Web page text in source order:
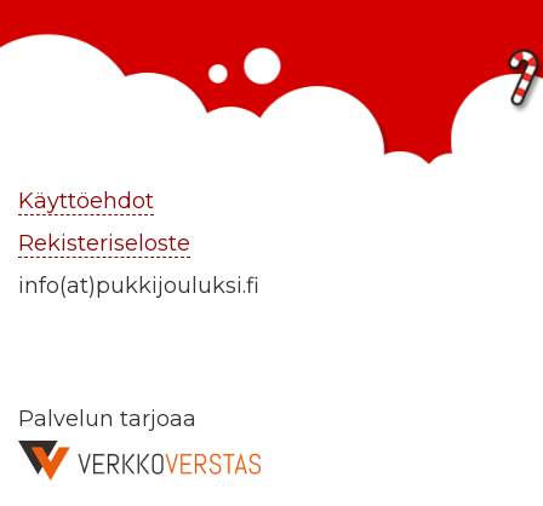
Käyttöehdot
Rekisteriseloste
info(at)pukkijouluksi.fi
Palvelun tarjoaa